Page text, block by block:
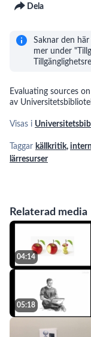
Relaterad media
04:14
05:18
Dela
Saknar den
mer under
Evaluating sources
av
Visas i
Taggar källkritik,
lärresurser